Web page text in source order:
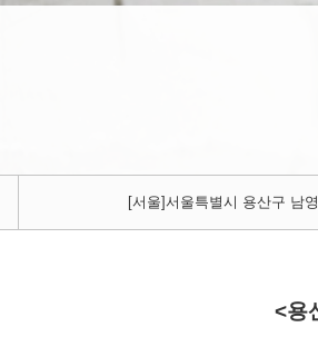
[서울]서울특별시 용산구 남
<용